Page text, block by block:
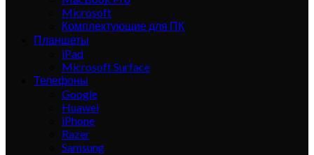
Microsoft
Комплектующие для ПК
Планшеты
iPad
Microsoft Surface
Телефоны
Google
Huawei
iPhone
Razer
Samsung